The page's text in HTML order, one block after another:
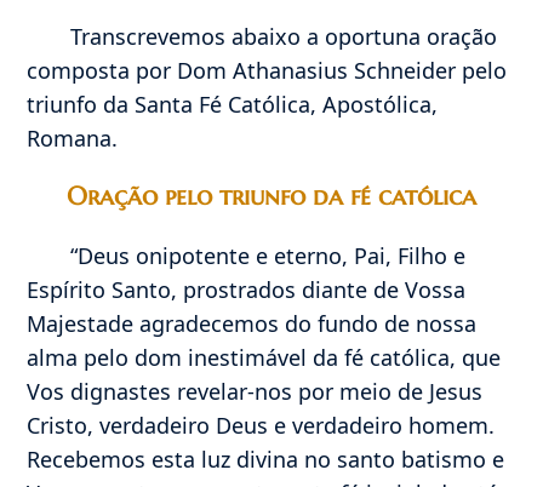
Transcrevemos abaixo a oportuna oração
composta por Dom Athanasius Schneider pelo
triunfo da Santa Fé Católica, Apostólica,
Romana.
Oração pelo triunfo da fé católica
“Deus onipotente e eterno, Pai, Filho e
Espírito Santo, prostrados diante de Vossa
Majestade agradecemos do fundo de nossa
alma pelo dom inestimável da fé católica, que
Vos dignastes revelar-nos por meio de Jesus
Cristo, verdadeiro Deus e verdadeiro homem.
Recebemos esta luz divina no santo batismo e